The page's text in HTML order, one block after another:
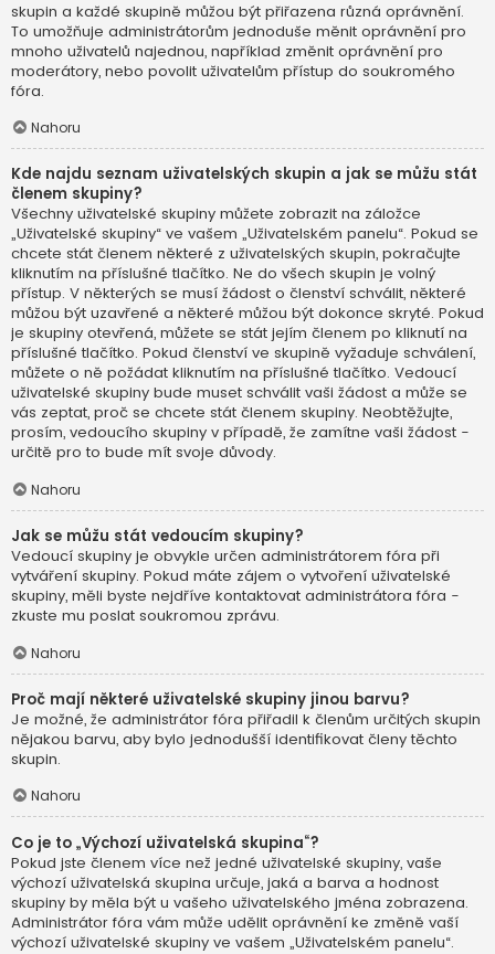
skupin a každé skupině můžou být přiřazena různá oprávnění.
To umožňuje administrátorům jednoduše měnit oprávnění pro
mnoho uživatelů najednou, například změnit oprávnění pro
moderátory, nebo povolit uživatelům přístup do soukromého
fóra.
Nahoru
Kde najdu seznam uživatelských skupin a jak se můžu stát
členem skupiny?
Všechny uživatelské skupiny můžete zobrazit na záložce
„Uživatelské skupiny“ ve vašem „Uživatelském panelu“. Pokud se
chcete stát členem některé z uživatelských skupin, pokračujte
kliknutím na příslušné tlačítko. Ne do všech skupin je volný
přístup. V některých se musí žádost o členství schválit, některé
můžou být uzavřené a některé můžou být dokonce skryté. Pokud
je skupiny otevřená, můžete se stát jejím členem po kliknutí na
příslušné tlačítko. Pokud členství ve skupině vyžaduje schválení,
můžete o ně požádat kliknutím na příslušné tlačítko. Vedoucí
uživatelské skupiny bude muset schválit vaši žádost a může se
vás zeptat, proč se chcete stát členem skupiny. Neobtěžujte,
prosím, vedoucího skupiny v případě, že zamítne vaši žádost -
určitě pro to bude mít svoje důvody.
Nahoru
Jak se můžu stát vedoucím skupiny?
Vedoucí skupiny je obvykle určen administrátorem fóra při
vytváření skupiny. Pokud máte zájem o vytvoření uživatelské
skupiny, měli byste nejdříve kontaktovat administrátora fóra -
zkuste mu poslat soukromou zprávu.
Nahoru
Proč mají některé uživatelské skupiny jinou barvu?
Je možné, že administrátor fóra přiřadil k členům určitých skupin
nějakou barvu, aby bylo jednodušší identifikovat členy těchto
skupin.
Nahoru
Co je to „Výchozí uživatelská skupina“?
Pokud jste členem více než jedné uživatelské skupiny, vaše
výchozí uživatelská skupina určuje, jaká a barva a hodnost
skupiny by měla být u vašeho uživatelského jména zobrazena.
Administrátor fóra vám může udělit oprávnění ke změně vaší
výchozí uživatelské skupiny ve vašem „Uživatelském panelu“.